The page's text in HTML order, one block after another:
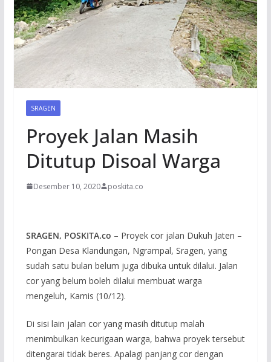
SRAGEN
Proyek Jalan Masih
Ditutup Disoal Warga
Desember 10, 2020 poskita.co
SRAGEN, POSKITA.co – Proyek cor jalan Dukuh Jaten –
Pongan Desa Klandungan, Ngrampal, Sragen, yang
sudah satu bulan belum juga dibuka untuk dilalui. Jalan
cor yang belum boleh dilalui membuat warga
mengeluh, Kamis (10/12).
Di sisi lain jalan cor yang masih ditutup malah
menimbulkan kecurigaan warga, bahwa proyek tersebut
ditengarai tidak beres. Apalagi panjang cor dengan